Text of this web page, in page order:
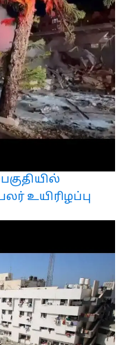
உயிரிழப்பு